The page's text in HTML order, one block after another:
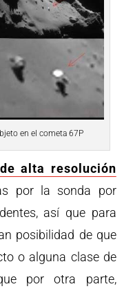
en el cometa 67P
alta resolución
por la sonda por
así que para
posibilidad de que
o alguna clase de
por otra parte,